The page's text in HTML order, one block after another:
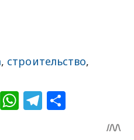
, строительство,
ViberWhatsApp
Telegram